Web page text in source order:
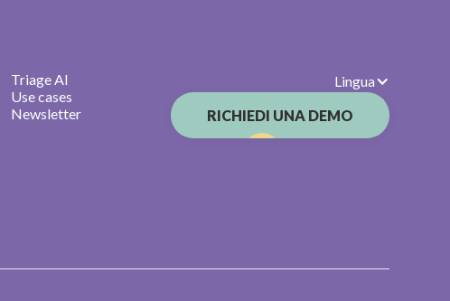
Triage AI
Use cases
Newsletter
Lingua
RICHIEDI UNA DEMO